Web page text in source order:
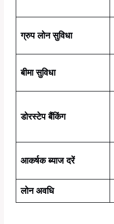
ग्रुप लोन सुविधा
बीमा सुविधा
डोरस्टेप बैंकिंग
आकर्षक ब्याज दरें
लोन अवधि